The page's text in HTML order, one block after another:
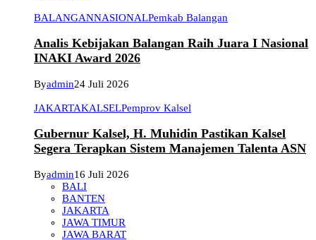
BALANGANNASIONALPemkab Balangan
Analis Kebijakan Balangan Raih Juara I Nasional
INAKI Award 2026
Byadmin24 Juli 2026
JAKARTAKALSELPemprov Kalsel
Gubernur Kalsel, H. Muhidin Pastikan Kalsel
Segera Terapkan Sistem Manajemen Talenta ASN
Byadmin16 Juli 2026
BALI
BANTEN
JAKARTA
JAWA TIMUR
JAWA BARAT